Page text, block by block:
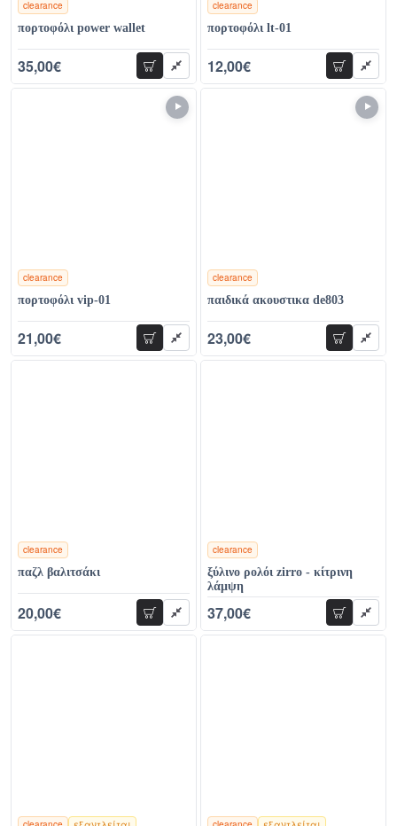
clearance
χρώματα
πορτοφόλι power wallet
35,00€ προσθήκη
clearance
χρώματα
πορτοφόλι lt-01
12,00€ προσθήκη
clearance
χρώματα
πορτοφόλι vip-01
21,00€ προσθήκη
clearance
χρώματα
παιδικά ακουστικα de803
23,00€ προσθήκη
clearance
χρώματα
παζλ βαλιτσάκι
20,00€ προσθήκη
clearance
χρώματα
ξύλινο ρολόι zirro - κίτρινη
λάμψη
37,00€ προσθήκη